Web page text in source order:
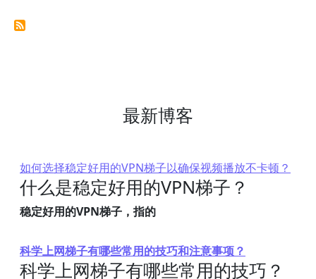
最新博客
如何选择稳定好用的VPN梯子以确保视频播放不卡顿？
什么是稳定好用的VPN梯子？
稳定好用的VPN梯子，指的
科学上网梯子有哪些常用的技巧和注意事项？
科学上网梯子有哪些常用的技巧？